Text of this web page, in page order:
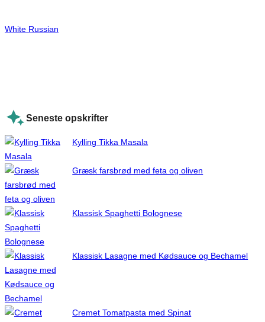
White Russian
Seneste opskrifter
Kylling Tikka Masala
Græsk farsbrød med feta og oliven
Klassisk Spaghetti Bolognese
Klassisk Lasagne med Kødsauce og Bechamel
Cremet Tomatpasta med Spinat